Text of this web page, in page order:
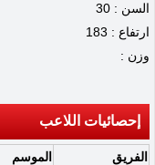
السن : 30
ارتفاع : 183
وزن :
إحصائيات اللاعب
الفريق
الموسم